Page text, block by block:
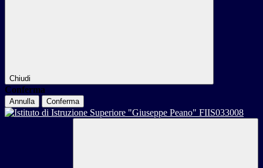
Chiudi
Conferma
Annulla Conferma